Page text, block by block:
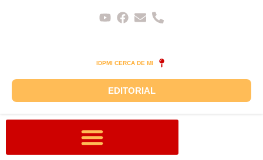
IDPMI CERCA DE MI
EDITORIAL